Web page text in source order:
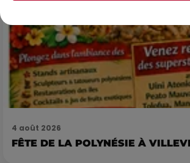
4 août 2026
FÊTE DE LA POLYNÉSIE À